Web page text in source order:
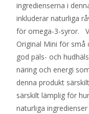
ingredienserna i
inkluderar naturliga
för omega-3-syror.
Original Mini för små
god päls- och
näring och energi
denna produkt
särskilt lämplig för
naturliga